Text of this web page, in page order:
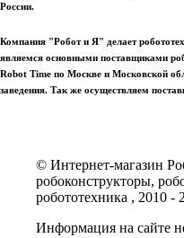
России.
Компания "Робот и Я" делает
являемся основными поставщиками
Robot Time по Москве и Московской
заведения. Так же осуществляем
© Интернет-магазин
робоконструкторы,
робототехника , 2010 -
Информация на сайте